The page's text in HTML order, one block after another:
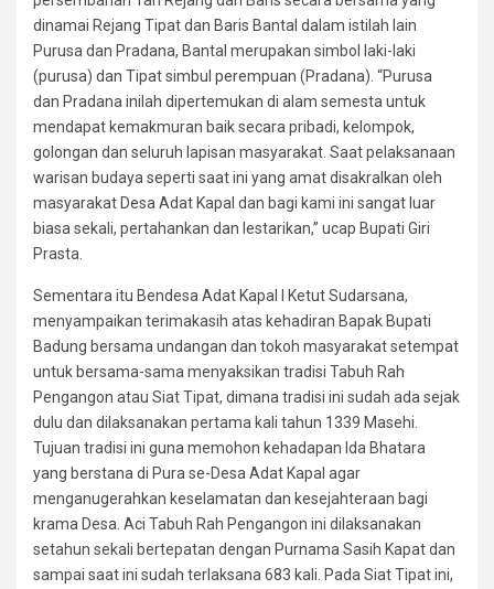
dinamai Rejang Tipat dan Baris Bantal dalam istilah lain
Purusa dan Pradana, Bantal merupakan simbol laki-laki
(purusa) dan Tipat simbul perempuan (Pradana). “Purusa
dan Pradana inilah dipertemukan di alam semesta untuk
mendapat kemakmuran baik secara pribadi, kelompok,
golongan dan seluruh lapisan masyarakat. Saat pelaksanaan
warisan budaya seperti saat ini yang amat disakralkan oleh
masyarakat Desa Adat Kapal dan bagi kami ini sangat luar
biasa sekali, pertahankan dan lestarikan,” ucap Bupati Giri
Prasta.
Sementara itu Bendesa Adat Kapal I Ketut Sudarsana,
menyampaikan terimakasih atas kehadiran Bapak Bupati
Badung bersama undangan dan tokoh masyarakat setempat
untuk bersama-sama menyaksikan tradisi Tabuh Rah
Pengangon atau Siat Tipat, dimana tradisi ini sudah ada sejak
dulu dan dilaksanakan pertama kali tahun 1339 Masehi.
Tujuan tradisi ini guna memohon kehadapan Ida Bhatara
yang berstana di Pura se-Desa Adat Kapal agar
menganugerahkan keselamatan dan kesejahteraan bagi
krama Desa. Aci Tabuh Rah Pengangon ini dilaksanakan
setahun sekali bertepatan dengan Purnama Sasih Kapat dan
sampai saat ini sudah terlaksana 683 kali. Pada Siat Tipat ini,